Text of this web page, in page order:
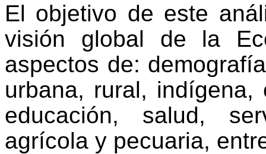
El objetivo de este
visión global de la
aspectos de:
urbana, rural,
educación, salud,
agrícola y pecuaria,